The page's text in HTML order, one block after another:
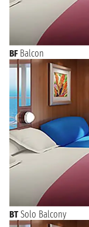
BF Balcon
BT Solo Balcony